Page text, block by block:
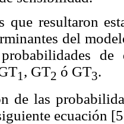
que resultaron
del
1 , GT2 ó GT3.
de las
ecuación